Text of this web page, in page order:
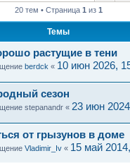
20 тем • Страница 1 из 1
Темы
растущие в тени
berdck « 10 июн 2026,
сезон
stepanandr « 23 июн
от грызунов в доме
Vladimir_Iv « 15 май